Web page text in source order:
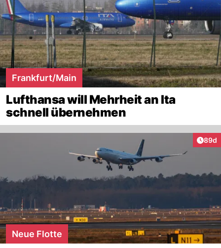
Frankfurt/Main
Lufthansa will Mehrheit an Ita
schnell übernehmen
89d
Neue Flotte